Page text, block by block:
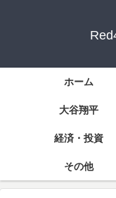
ホーム
大谷翔平
経済・投資
その他